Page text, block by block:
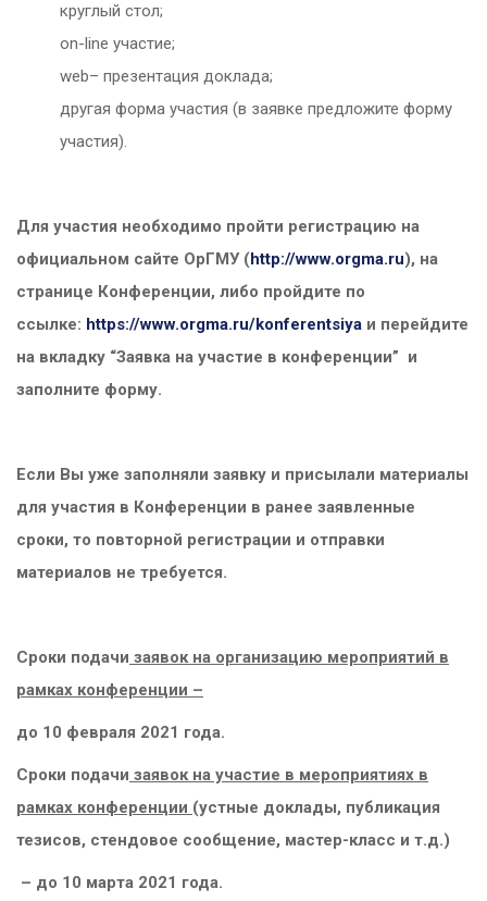
круглый стол;
on-line участие;
web– презентация доклада;
другая форма участия (в заявке предложите форму
участия).
Для участия необходимо пройти регистрацию на
официальном сайте ОрГМУ (http://www.orgma.ru), на
странице Конференции, либо пройдите по
ссылке: https://www.orgma.ru/konferentsiya и перейдите
на вкладку “Заявка на участие в конференции” и
заполните форму.
Если Вы уже заполняли заявку и присылали материалы
для участия в Конференции в ранее заявленные
сроки, то повторной регистрации и отправки
материалов не требуется.
Сроки подачи заявок на организацию мероприятий в
рамках конференции –
до 10 февраля 2021 года.
Сроки подачи заявок на участие в мероприятиях в
рамках конференции (устные доклады, публикация
тезисов, стендовое сообщение, мастер-класс и т.д.)
– до 10 марта 2021 года.